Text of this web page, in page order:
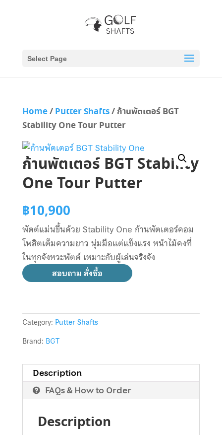
Select Page
Home/Putter Shafts/ ก้านพัตเตอร์ BGT
Stability One Tour Putter
ก้านพัตเตอร์ BGT Stability
One Tour Putter
฿10,900
พัตต์แม่นขึ้นด้วย Stability One ก้านพัตเตอร์คอม
โพสิตเต็มความยาว นุ่มมือแต่แข็งแรง หน้าไม้คงที่
ในทุกจังหวะพัตต์ เหมาะกับผู้เล่นจริงจัง
สอบถาม สั่งซื้อ
Category: Putter Shafts
Brand: BGT
Description
FAQs & How to Order
Description